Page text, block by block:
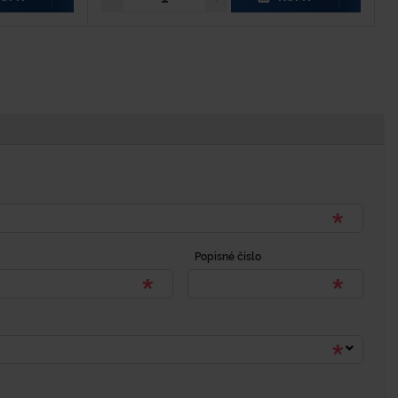
Popisné číslo